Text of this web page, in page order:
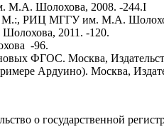
М.А. Шолохова, 2008. -244.I
М.:, РИЦ МГГУ им. М.А.
2011. -120.
-96.
ФГОС. Москва,
Ардуино). Москва,
о государственной